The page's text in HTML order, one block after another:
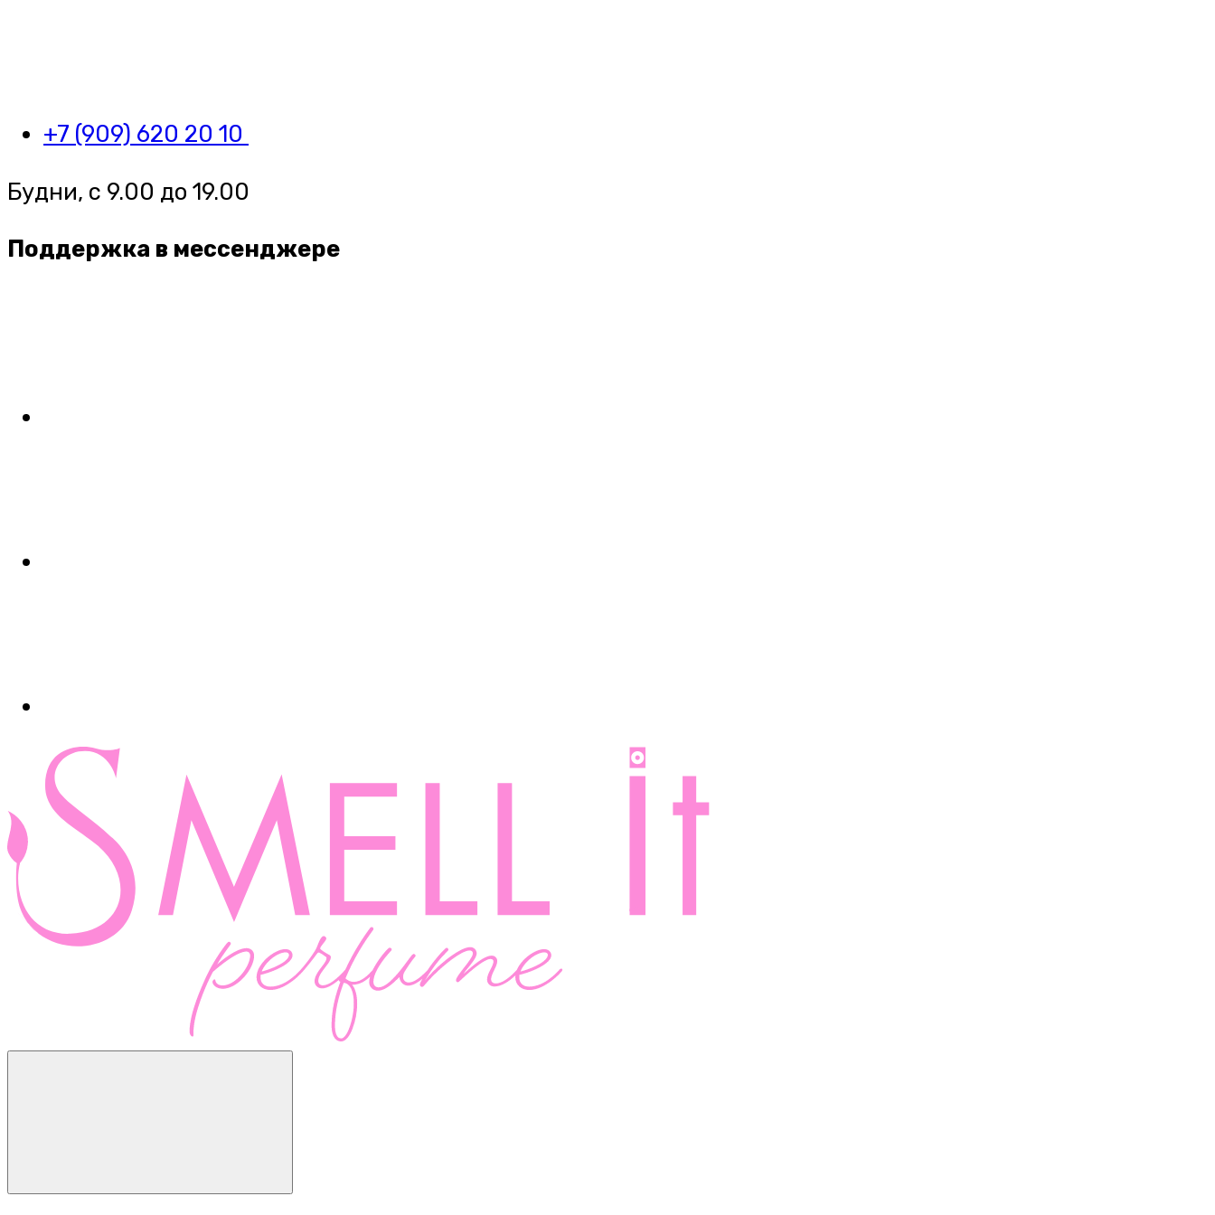
+7 (909) 620 20 10
Будни, с 9.00 до 19.00
Поддержка в мессенджере